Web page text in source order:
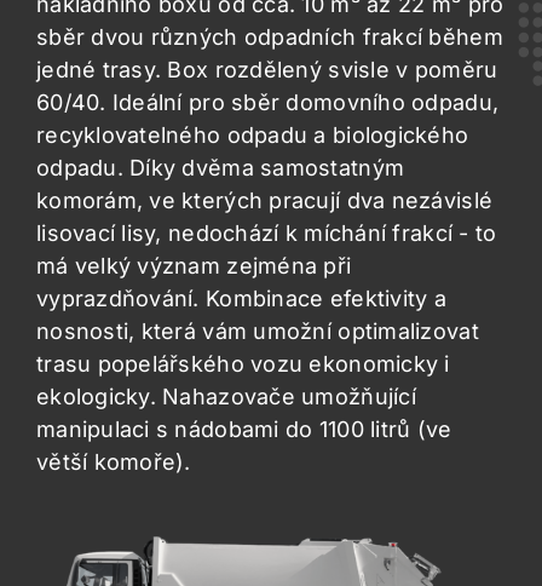
DOTACE
KONTAKT
Popelářské vozy s bočním nakládáním
Automatické
Manuální
Velkoobjemové
Zoeller speciální nádstavby
sběr dvou různých odpadních frakcí během
jedné trasy. Box rozdělený svisle v poměru
60/40. Ideální pro sběr domovního odpadu,
recyklovatelného odpadu a biologického
odpadu. Díky dvěma samostatným
komorám, ve kterých pracují dva nezávislé
lisovací lisy, nedochází k míchání frakcí - to
má velký význam zejména při
vyprazdňování. Kombinace efektivity a
nosnosti, která vám umožní optimalizovat
trasu popelářského vozu ekonomicky i
ekologicky. Nahazovače umožňující
manipulaci s nádobami do 1100 litrů (ve
větší komoře).